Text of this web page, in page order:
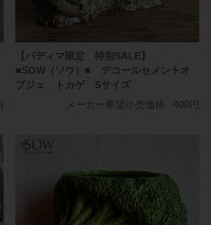
【パディマ限定 特別SALE】
■SOW（ソウ）■ デコールセメントオ
ブジェ トカゲ Sサイズ
メーカー希望小売価格
400円